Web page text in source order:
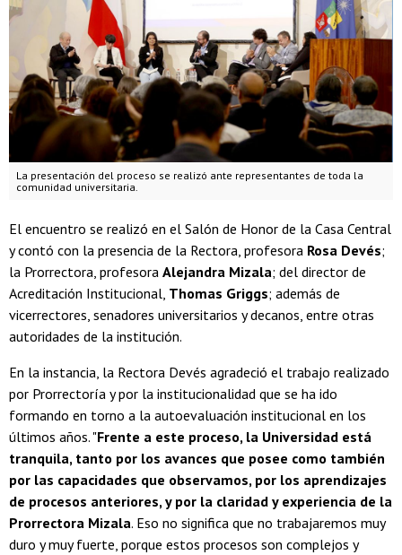
La presentación del proceso se realizó ante representantes de toda la
comunidad universitaria.
El encuentro se realizó en el Salón de Honor de la Casa Central
y contó con la presencia de la Rectora, profesora Rosa Devés;
la Prorrectora, profesora Alejandra Mizala; del director de
Acreditación Institucional, Thomas Griggs; además de
vicerrectores, senadores universitarios y decanos, entre otras
autoridades de la institución.
En la instancia, la Rectora Devés agradeció el trabajo realizado
por Prorrectoría y por la institucionalidad que se ha ido
formando en torno a la autoevaluación institucional en los
últimos años. "Frente a este proceso, la Universidad está
tranquila, tanto por los avances que posee como también
por las capacidades que observamos, por los aprendizajes
de procesos anteriores, y por la claridad y experiencia de la
Prorrectora Mizala. Eso no significa que no trabajaremos muy
duro y muy fuerte, porque estos procesos son complejos y